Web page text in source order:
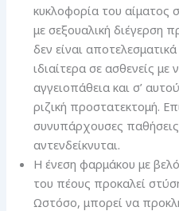
κυκλοφορία του αίματος
με σεξουαλική διέγερση
δεν είναι
ιδιαίτερα σε ασθενείς
αγγειοπάθεια και σ’
ριζική προστατεκτομή.
συνυπάρχουσες
αντενδείκνυται.
Η ένεση φαρμάκου με
του πέους προκαλεί
Ωστόσο, μπορεί να